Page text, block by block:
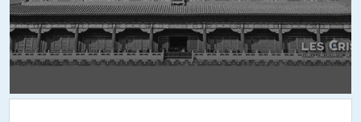
+5
Silk//07.01.2016 à 23h08
avant par nos médias.